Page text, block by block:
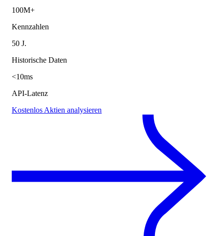
100M+
Kennzahlen
50 J.
Historische Daten
<10ms
API-Latenz
Kostenlos Aktien analysieren